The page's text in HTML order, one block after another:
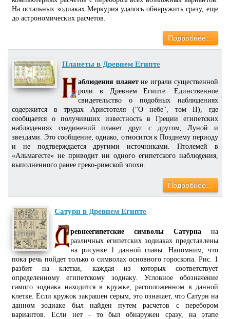
На остальных зодиаках Меркурия удалось обнаружить сразу, еще
до астрономических расчетов.
Подробнее…
Планеты в Древнем Египте
аблюдения планетне играли существенной
роли в Древнем Египте. Единственное
свидетельство о подобных наблюдениях
содержится в трудах Аристотеля ("О небе", том II), где
сообщается о получивших известность в Греции египетских
наблюдениях соединений планет друг с другом, Луной и
звездами. Это сообщение, однако, относится к Позднему периоду
и не подтверждается другими источниками. Птолемей в
«Альмагесте» не приводит ни одного египетского наблюдения,
выполненного ранее греко-римской эпохи.
Подробнее…
Сатурн в Древнем Египте
ревнеегипетские символы Сатурна на
различных египетских зодиаках представлены
на рисунке 1 данной главы. Напомним, что
пока речь пойдет только о символах основного гороскопа. Рис. 1
разбит на клетки, каждая из которых соответствует
определенному египетскому зодиаку. Условное обозначение
самого зодиака находится в кружке, расположенном в данной
клетке. Если кружок закрашен серым, это означает, что Сатурн на
данном зодиаке был найден путем расчетов с перебором
вариантов. Если нет - то был обнаружен сразу, на этапе